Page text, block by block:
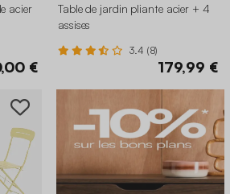
acier
€
Table de jardin pliante acier + 4
assises
3.4 (8)
179,99 €